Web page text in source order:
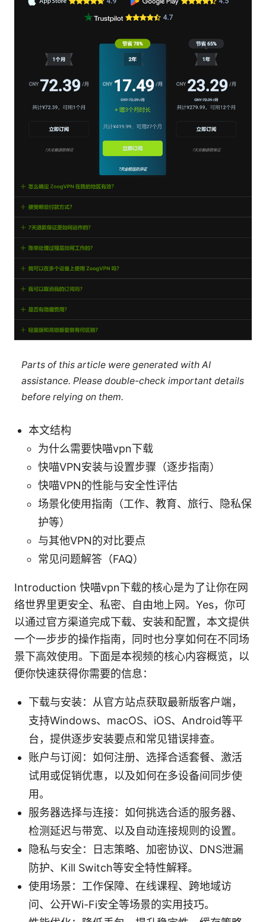
Parts of this article were generated with AI
assistance. Please double-check important details
before relying on them.
本文结构
为什么需要快喵vpn下载
快喵VPN安装与设置步骤（逐步指南）
快喵VPN的性能与安全性评估
场景化使用指南（工作、教育、旅行、隐私保
护等）
与其他VPN的对比要点
常见问题解答（FAQ）
Introduction 快喵vpn下载的核心是为了让你在网
络世界里更安全、私密、自由地上网。Yes，你可
以通过官方渠道完成下载、安装和配置，本文提供
一个一步步的操作指南，同时也分享如何在不同场
景下高效使用。下面是本视频的核心内容概览，以
便你快速获得你需要的信息：
下载与安装：从官方站点获取最新版客户端，
支持Windows、macOS、iOS、Android等平
台，提供逐步安装要点和常见错误排查。
账户与订阅：如何注册、选择合适套餐、激活
试用或促销优惠，以及如何在多设备间同步使
用。
服务器选择与连接：如何挑选合适的服务器、
检测延迟与带宽、以及自动连接规则的设置。
隐私与安全：日志策略、加密协议、DNS泄漏
防护、Kill Switch等安全特性解释。
使用场景：工作保障、在线课程、跨地域访
问、公开Wi-Fi安全等场景的实用技巧。